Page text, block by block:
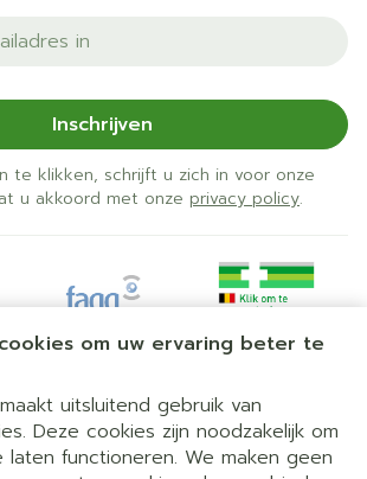
om uw ervaring beter te
uitsluitend gebruik van
Deze cookies zijn noodzakelijk om
functioneren. We maken geen
Inschrijven
te klikken, schrijft u zich in voor onze
u akkoord met onze privacy policy.